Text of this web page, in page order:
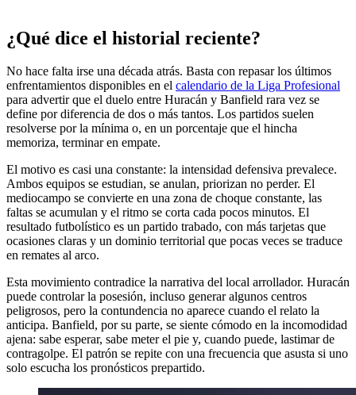
¿Qué dice el historial reciente?
No hace falta irse una década atrás. Basta con repasar los últimos
enfrentamientos disponibles en el calendario de la Liga Profesional
para advertir que el duelo entre Huracán y Banfield rara vez se
define por diferencia de dos o más tantos. Los partidos suelen
resolverse por la mínima o, en un porcentaje que el hincha
memoriza, terminar en empate.
El motivo es casi una constante: la intensidad defensiva prevalece.
Ambos equipos se estudian, se anulan, priorizan no perder. El
mediocampo se convierte en una zona de choque constante, las
faltas se acumulan y el ritmo se corta cada pocos minutos. El
resultado futbolístico es un partido trabado, con más tarjetas que
ocasiones claras y un dominio territorial que pocas veces se traduce
en remates al arco.
Esta movimiento contradice la narrativa del local arrollador. Huracán
puede controlar la posesión, incluso generar algunos centros
peligrosos, pero la contundencia no aparece cuando el relato la
anticipa. Banfield, por su parte, se siente cómodo en la incomodidad
ajena: sabe esperar, sabe meter el pie y, cuando puede, lastimar de
contragolpe. El patrón se repite con una frecuencia que asusta si uno
solo escucha los pronósticos prepartido.